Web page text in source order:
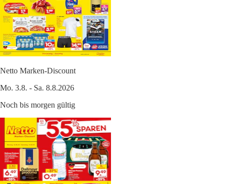
Netto Marken-Discount
Mo. 3.8. - Sa. 8.8.2026
Noch bis morgen gültig